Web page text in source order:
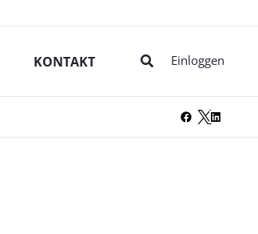
KONTAKT SucheEinloggen